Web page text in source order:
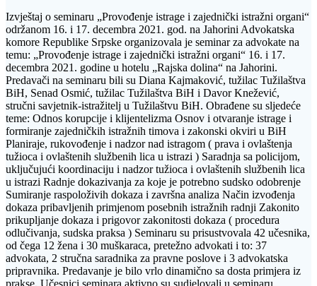
Izvještaj o seminaru „Provođenje istrage i zajednički istražni organi“
održanom 16. i 17. decembra 2021. god. na Jahorini Advokatska
komore Republike Srpske organizovala je seminar za advokate na
temu: „Provođenje istrage i zajednički istražni organi“ 16. i 17.
decembra 2021. godine u hotelu „Rajska dolina“ na Jahorini.
Predavači na seminaru bili su Diana Kajmaković, tužilac Tužilaštva
BiH, Senad Osmić, tužilac Tužilaštva BiH i Davor Knežević,
stručni savjetnik-istražitelj u Tužilaštvu BiH. Obrađene su sljedeće
teme: Odnos korupcije i klijentelizma Osnov i otvaranje istrage i
formiranje zajedničkih istražnih timova i zakonski okviri u BiH
Planiraje, rukovođenje i nadzor nad istragom ( prava i ovlaštenja
tužioca i ovlaštenih službenih lica u istrazi ) Saradnja sa policijom,
uključujući koordinaciju i nadzor tužioca i ovlaštenih službenih lica
u istrazi Radnje dokazivanja za koje je potrebno sudsko odobrenje
Sumiranje raspoloživih dokaza i završna analiza Način izvođenja
dokaza pribavljenih primjenom posebnih istražnih radnji Zakonito
prikupljanje dokaza i prigovor zakonitosti dokaza ( procedura
odlučivanja, sudska praksa ) Seminaru su prisustvovala 42 učesnika,
od čega 12 žena i 30 muškaraca, pretežno advokati i to: 37
advokata, 2 stručna saradnika za pravne poslove i 3 advokatska
pripravnika. Predavanje je bilo vrlo dinamično sa dosta primjera iz